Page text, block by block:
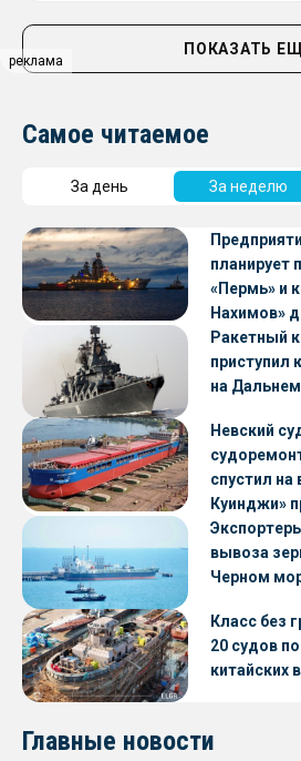
реклама
ПОКАЗАТЬ
Самое читаемое
За день За неделю
«Пермь» и
Нахимов»
Ракетный
приступил
на
Невский
спустил на
Куинджи»
вывоза
Черном
Класс без
20 судов
китайских
Главные новости